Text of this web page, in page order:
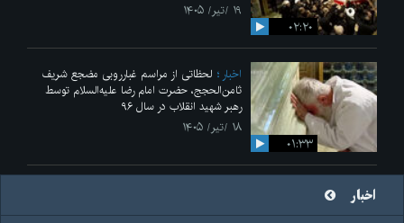
۰۲:۲۰
۱۹ /تیر/ ۱۴۰۵
۰۱:۳۳
اخبار
لحظاتی از مراسم غبارروبی مضجع شریف
ثامن‌الحجج، حضرت امام رضا علیه‌السلام توسط
رهبر شهید انقلاب در سال ۹۶
۱۸ /تیر/ ۱۴۰۵
اخبار